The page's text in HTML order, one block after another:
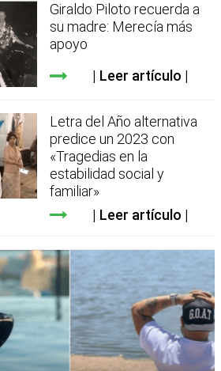
Giraldo Piloto recuerda a
su madre: Merecía más
apoyo
Leer artículo
Letra del Año alternativa
predice un 2023 con
«Tragedias en la
estabilidad social y
familiar»
Leer artículo